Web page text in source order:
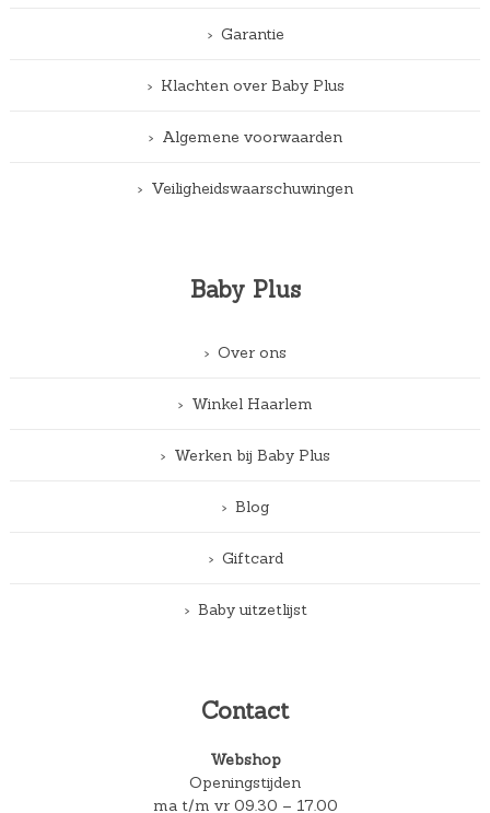
Garantie
Klachten over Baby Plus
Algemene voorwaarden
Veiligheidswaarschuwingen
Baby Plus
Over ons
Winkel Haarlem
Werken bij Baby Plus
Blog
Giftcard
Baby uitzetlijst
Contact
Webshop
Openingstijden
ma t/m vr 09.30 – 17.00